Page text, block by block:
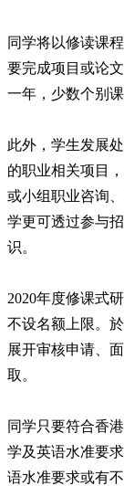
同学将以修读课
要完成项目或论
一年，少数个别课
此外，学生发展
的职业相关项目
或小组职业咨询
学更可透过参与
识。
2020年度修课式
不设名额上限。
展开审核申请、
取。
同学只要符合香
学及英语水准要
语水准要求或有